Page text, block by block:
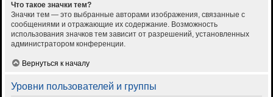
Что такое значки тем?
Значки тем — это выбранные авторами изображения, связанные с
сообщениями и отражающие их содержание. Возможность
использования значков тем зависит от разрешений, установленных
администратором конференции.
Вернуться к началу
Уровни пользователей и группы